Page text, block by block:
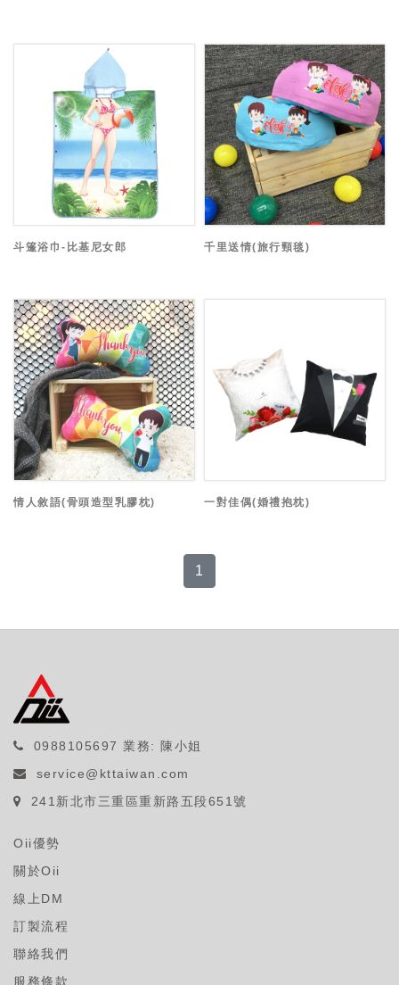
斗篷浴巾-比基尼女郎 千里送情(旅行頸毯)
情人敘語(骨頭造型乳膠枕) 一對佳偶(婚禮抱枕)
1
0988105697 業務: 陳小姐
service@kttaiwan.com
241新北市三重區重新路五段651號
Oii優勢
關於Oii
線上DM
訂製流程
聯絡我們
服務條款